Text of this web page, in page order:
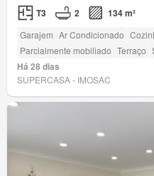
T3 2 134 m²
Garajem Ar Condicionado
Parcialmente mobiliado Terraço
Há 28 dias
SUPERCASA - IMOSAC